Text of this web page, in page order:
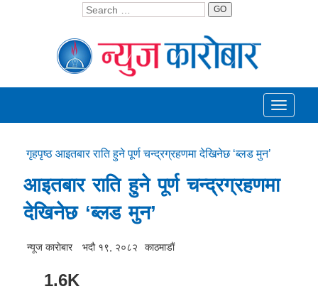
GO
Toggle
गृहपृष्ठ आइतबार राति हुने पूर्ण चन्द्रग्रहणमा देखिनेछ ‘ब्लड मुन’
आइतबार राति हुने पूर्ण चन्द्रग्रहणमा
देखिनेछ ‘ब्लड मुन’
न्यूज काराेबार भदौ १९, २०८२ काठमाडाैं
1.6K